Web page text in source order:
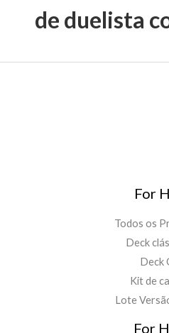
de duelista
For
Todos os
Deck
Deck
Kit de
Lote
For